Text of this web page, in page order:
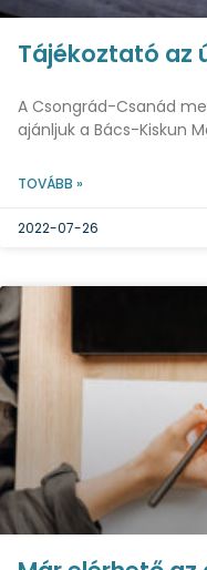
Tájékoztató az
A Csongrád-Csanád
ajánljuk a Bács-Kiskun
TOVÁBB »
2022-07-26